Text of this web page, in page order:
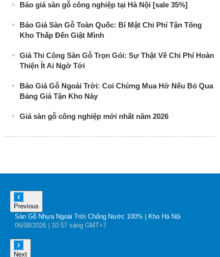
Báo giá sàn gỗ công nghiệp tại Hà Nội [sale 35%]
Báo Giá Sàn Gỗ Toàn Quốc: Bí Mật Chi Phí Tận Tổng
Kho Thấp Đến Giật Mình
Giá Thi Công Sàn Gỗ Trọn Gói: Sự Thật Về Chi Phí Hoàn
Thiện Ít Ai Ngờ Tới
Báo Giá Gỗ Ngoài Trời: Coi Chừng Mua Hớ Nếu Bỏ Qua
Bảng Giá Tận Kho Này
Giá sàn gỗ công nghiệp mới nhất năm 2026
Previous
Sàn Gỗ Nhựa Ngoài Trời Chống Nước 100% | Kho Hà Nội
06/08/2026 | 10:57 sáng GMT+7
Next